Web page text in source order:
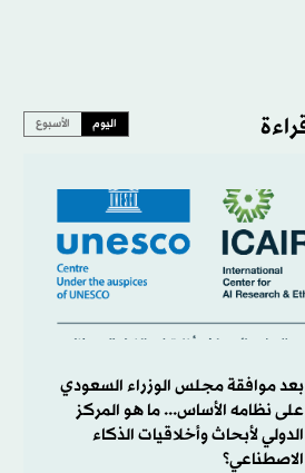
اليوم الأسبوع
بعد موافقة مجلس الوزراء السعودي
على نظامه الأساس... ما ‏هو المركز
الدولي لأبحاث وأخلاقيات الذكاء
الاصطناعي؟